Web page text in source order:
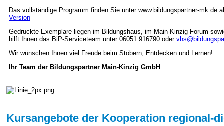
Das vollständige Programm finden Sie unter www.bildungspartner-mk.de
Version
Gedruckte Exemplare liegen im Bildungshaus, im Main-Kinzig-Forum
hilft Ihnen das BiP-Serviceteam unter 06051 916790 oder
Wir wünschen Ihnen viel Freude beim Stöbern, Entdecken und Lernen!
Ihr Team der Bildungspartner Main-Kinzig GmbH
Kursangebote der Kooperation regional-